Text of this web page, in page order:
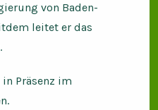
von Baden-
leitet er das
Präsenz im